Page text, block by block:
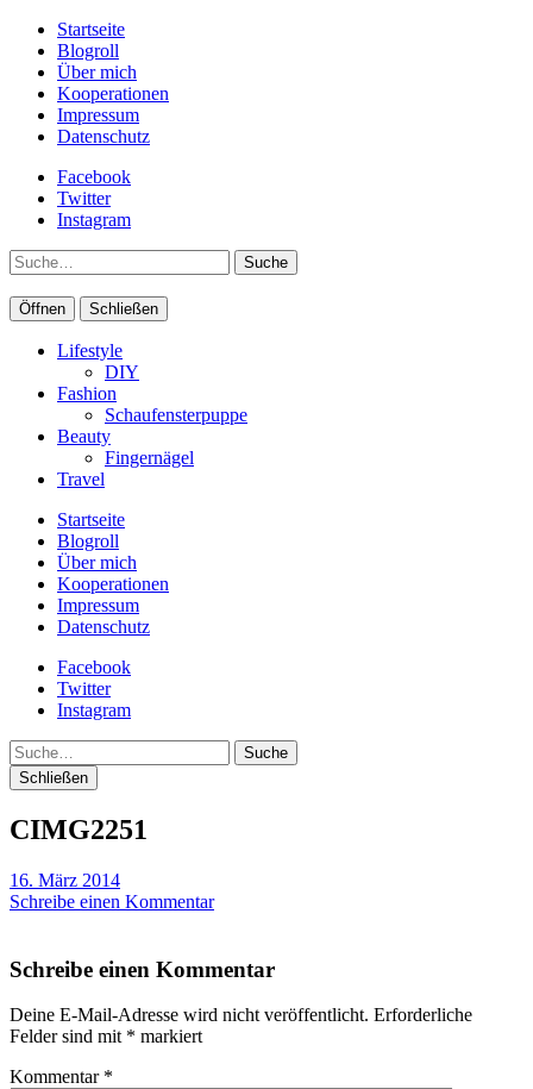
Startseite
Blogroll
Über mich
Kooperationen
Impressum
Datenschutz
Facebook
Twitter
Instagram
Suche
Öffnen Schließen
Lifestyle
DIY
Fashion
Schaufensterpuppe
Beauty
Fingernägel
Travel
Startseite
Blogroll
Über mich
Kooperationen
Impressum
Datenschutz
Facebook
Twitter
Instagram
Suche
Schließen
CIMG2251
16. März 2014
Schreibe einen Kommentar
Schreibe einen Kommentar
Deine E-Mail-Adresse wird nicht veröffentlicht. Erforderliche
Felder sind mit * markiert
Kommentar *